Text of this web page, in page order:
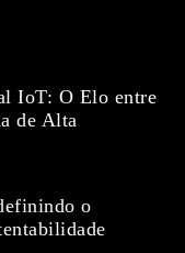
IoT: O Elo entre
de Alta
o